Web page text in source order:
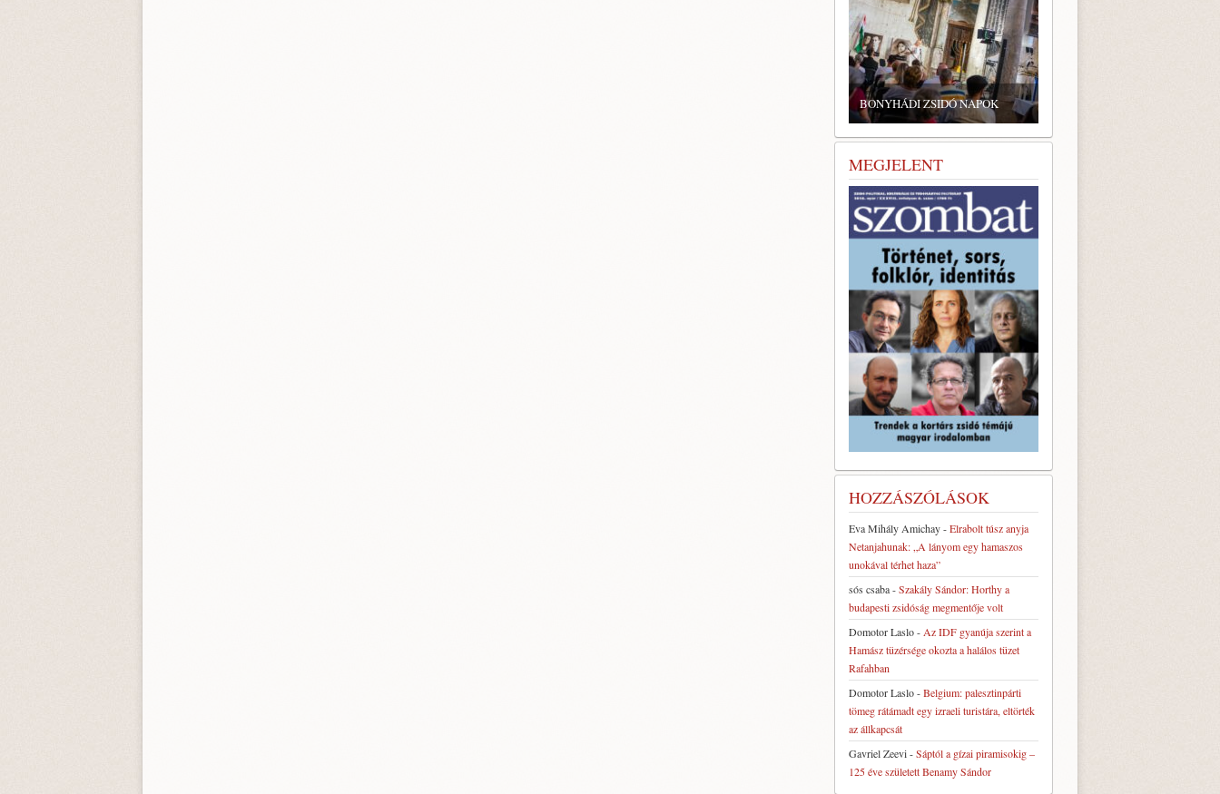
BONYHÁDI ZSIDÓ NAPOK
MEGJELENT
HOZZÁSZÓLÁSOK
Eva Mihály Amichay-Elrabolt túsz anyja
Netanjahunak: „A lányom egy hamaszos
unokával térhet haza”
sós csaba-Szakály Sándor: Horthy a
budapesti zsidóság megmentője volt
Domotor Laslo- Az IDF gyanúja szerint a
Hamász tüzérsége okozta a halálos tüzet
Rafahban
Domotor Laslo-Belgium: palesztinpárti
tömeg rátámadt egy izraeli turistára, eltörték
az állkapcsát
Gavriel Zeevi-Sáptól a gízai piramisokig –
125 éve született Benamy Sándor